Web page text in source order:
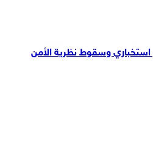
وسقوط نظرية الأمن